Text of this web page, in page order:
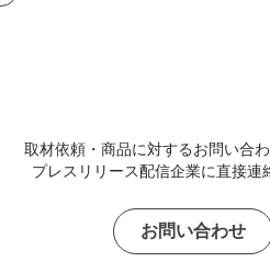
取材依頼・商品に対するお問い合わ
プレスリリース配信企業に直接連
お問い合わせ